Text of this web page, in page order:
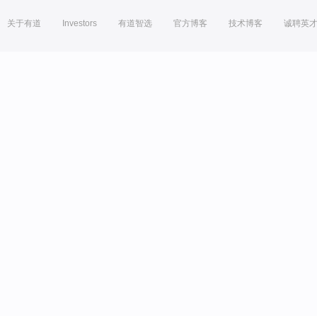
关于有道 Investors 有道智选 官方博客 技术博客 诚聘英才